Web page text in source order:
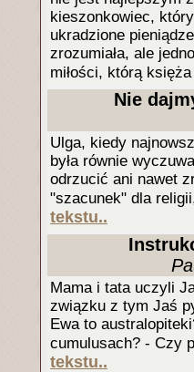
kieszonkowiec,
ukradzione
zrozumiała, ale
miłości, którą
Nie
Ulga, kiedy
była równie
odrzucić ani nawet
"szacunek" dla
tekstu..
Mama i tata uczyli
związku z tym Jaś
Ewa to
cumulusach? - Czy
tekstu..